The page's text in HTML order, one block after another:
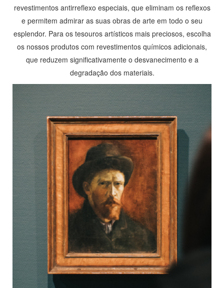
revestimentos antirreflexo especiais, que eliminam os reflexos
e permitem admirar as suas obras de arte em todo o seu
esplendor. Para os tesouros artísticos mais preciosos, escolha
os nossos produtos com revestimentos químicos adicionais,
que reduzem significativamente o desvanecimento e a
degradação dos materiais.